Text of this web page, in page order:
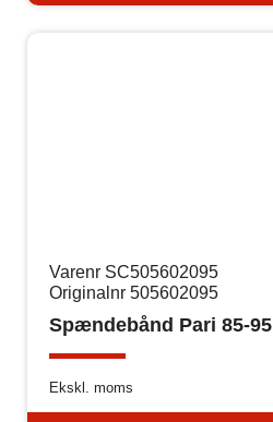
Varenr SC505602095
Originalnr 505602095
Spændebånd Pari 85-95
Ekskl. moms